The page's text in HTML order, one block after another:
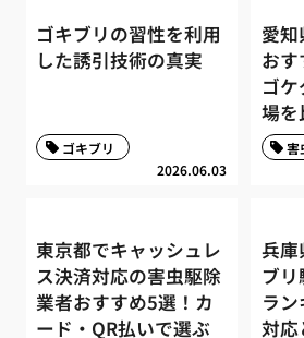
ゴキブリの習性を利用
した誘引技術の真実
2026.06.03
ゴキブリ
愛
お
ゴ
場を
害
東京都でキャッシュレ
ス決済対応の害虫駆除
業者おすすめ5選！カ
ード・QR払いで選ぶ
兵庫
ブ
ラ
対応